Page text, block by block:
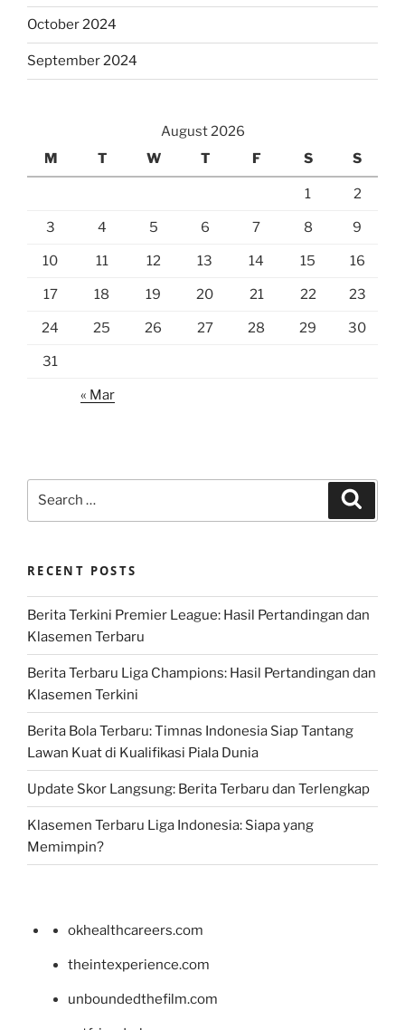
October 2024
September 2024
August 2026
M
T W T F S S
1 2
3 4 5 6 7 8 9
10 11 12 13 14 15 16
17 18 19 20 21 22 23
24 25 26 27 28 29 30
31
« Mar
RECENT POSTS
Berita Terkini Premier League: Hasil Pertandingan dan
Klasemen Terbaru
Berita Terbaru Liga Champions: Hasil Pertandingan dan
Klasemen Terkini
Berita Bola Terbaru: Timnas Indonesia Siap Tantang
Lawan Kuat di Kualifikasi Piala Dunia
Update Skor Langsung: Berita Terbaru dan Terlengkap
Klasemen Terbaru Liga Indonesia: Siapa yang
Memimpin?
okhealthcareers.com
theintexperience.com
unboundedthefilm.com